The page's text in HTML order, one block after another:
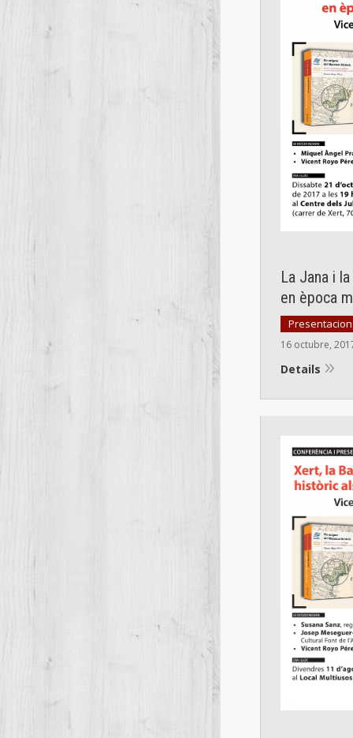
La Jana i
en època
16 octubre,
Details